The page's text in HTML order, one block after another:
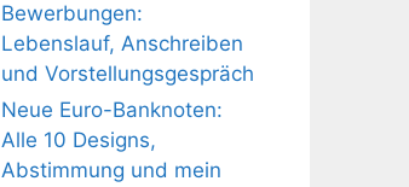
Bewerbungen:
Lebenslauf, Anschreiben
und Vorstellungsgespräch
Neue Euro-Banknoten:
Alle 10 Designs,
Abstimmung und mein